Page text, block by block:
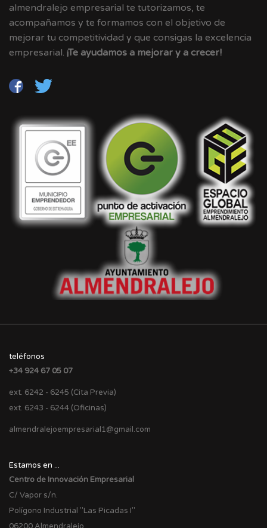
almendralejo empresarial te tutorizamos, te
acompañamos y te formamos con el objetivo de
mejorar tu competitividad y que consigas la excelencia
empresarial. ¡Te ayudamos a mejorar y a crecer!
teléfonos
+34 924 67 05 07
ext. 6242 - 6245 (Cita Previa)
ext. 6243 - 6244 (Oficinas)
almendralejoempresarial1@gmail.com
Estamos en ...
Centro de Innovación Empresarial
C/ Vapor s/n.
Polígono Industrial "Las Picadas I"